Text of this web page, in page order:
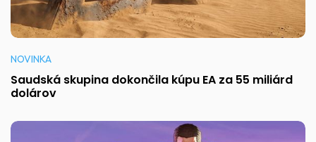
NOVINKA
Saudská skupina dokončila kúpu EA za 55 miliárd
dolárov